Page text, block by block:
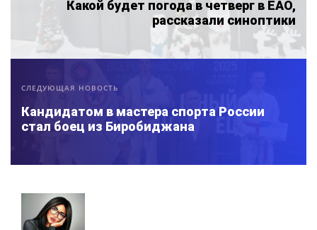
Какой будет погода в четверг в ЕАО,
рассказали синоптики
СЛЕДУЮЩАЯ НОВОСТЬ
Кандидатом в мастера спорта России
стал боец из Биробиджана